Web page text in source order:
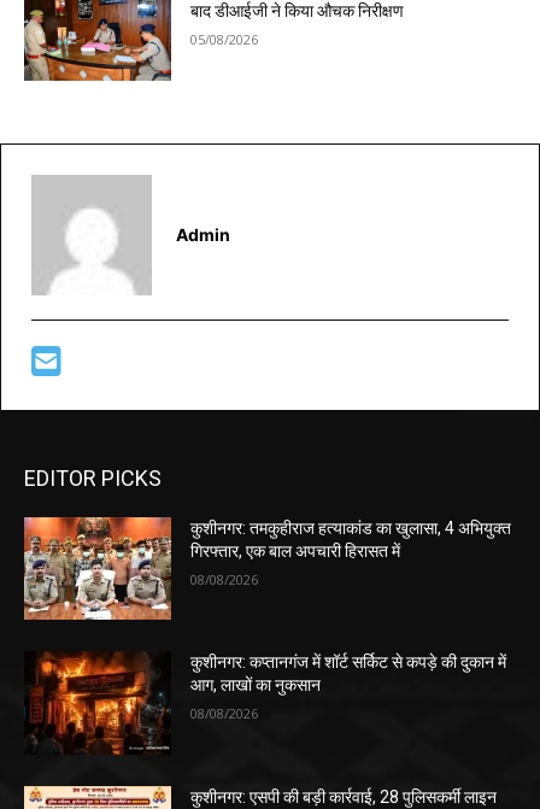
बाद डीआईजी ने किया औचक निरीक्षण
05/08/2026
Admin
EDITOR PICKS
कुशीनगर: तमकुहीराज हत्याकांड का खुलासा, 4 अभियुक्त
गिरफ्तार, एक बाल अपचारी हिरासत में
08/08/2026
कुशीनगर: कप्तानगंज में शॉर्ट सर्किट से कपड़े की दुकान में
आग, लाखों का नुकसान
08/08/2026
कुशीनगर: एसपी की बड़ी कार्रवाई, 28 पुलिसकर्मी लाइन